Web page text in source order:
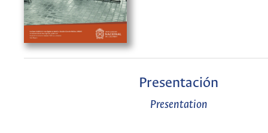
Presentación
Presentation